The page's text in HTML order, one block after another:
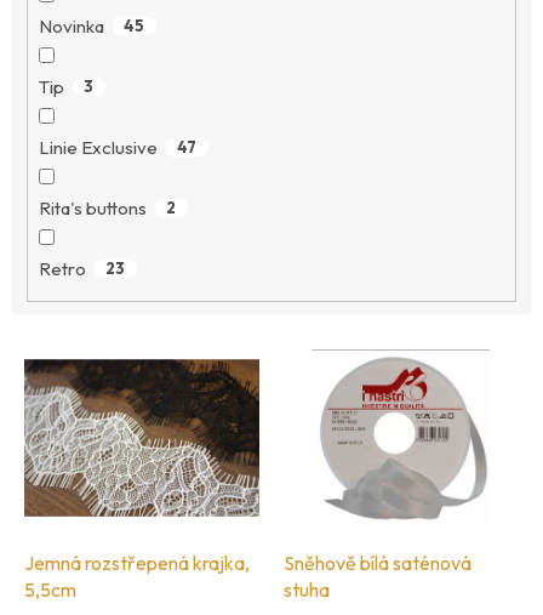
Novinka 45
Tip 3
Linie Exclusive 47
Rita's buttons 2
Retro 23
V
ý
p
p
d
Jemná rozstřepená krajka,
5,5cm
Sněhově bílá saténová
stuha